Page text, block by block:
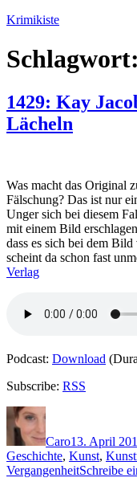
Zum
springen
Krimikiste
Schlagwort:
1429: Kay
Lächeln
Was macht das Original
Fälschung? Das ist nur
Unger sich bei diesem
mit einem Bild
dass es sich bei dem
scheint da schon fast
Verlag
Podcast: Download
Subscribe: RSS
Autor
Caro13. April
Geschichte, Kunst,
VergangenheitSchreibe